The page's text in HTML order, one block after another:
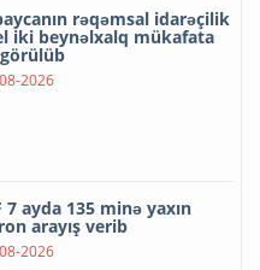
rəqəmsal idarəçilik
iki beynəlxalq mükafata
2026
7 ayda 135 minə yaxın
arayış verib
2026